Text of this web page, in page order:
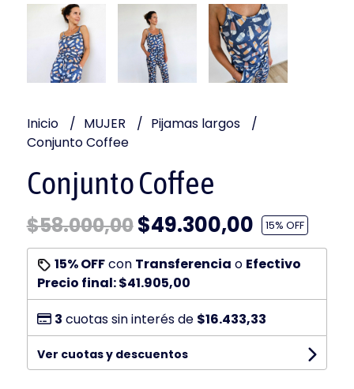
Inicio MUJER
Pijamas largos
Conjunto Coffee
Conjunto Coffee
$58.000,00$49.300,00 15% OFF
15% OFFcon Transferencia o Efectivo
Precio final:$41.905,00
3 cuotas sin interés de $16.433,33
Ver cuotas y descuentos